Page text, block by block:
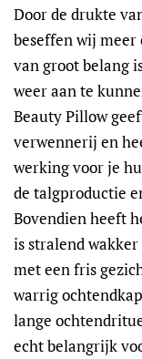
Door de drukte
beseffen wij meer
van groot belang
weer aan te
Beauty Pillow
verwennerij en
werking voor je
de talgproductie
Bovendien heeft
is stralend
met een fris
warrig
lange
echt belangrijk